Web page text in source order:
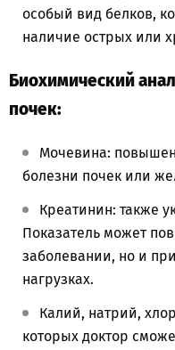
особый вид белков,
наличие острых или
Биохимический
почек:
Мочевина:
болезни почек или
Креатинин: также
Показатель может
заболевании, но и
нагрузках.
Калий, натрий,
которых доктор